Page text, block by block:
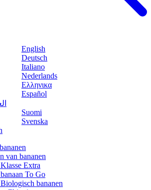
English
Deutsch
Italiano
Nederlands
Ελληνικα
Español
Suomi
Svenska
van bananen
Extra
To Go
bananen